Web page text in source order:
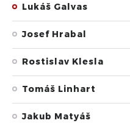
Lukáš Galvas
Josef Hrabal
Rostislav Klesla
Tomáš Linhart
Jakub Matyáš